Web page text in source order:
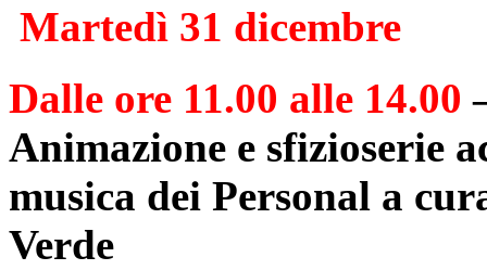
Martedì 31 dicembre
Dalle ore 11.00 alle 14.00
Animazione e sfizioserie
musica dei Personal a
Verde